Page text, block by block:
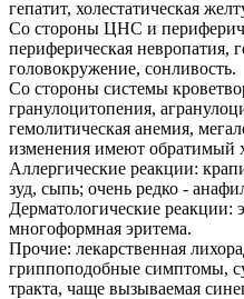
гепатит, холестатическая
Со стороны ЦНС и
периферическая невропатия,
головокружение, сонливость.
Со стороны системы
гранулоцитопения,
гемолитическая анемия,
изменения имеют обратимый
Аллергические реакции:
зуд, сыпь; очень редко -
Дерматологические реакции:
многоформная эритема.
Прочие: лекарственная
гриппоподобные симптомы,
тракта, чаще вызываемая